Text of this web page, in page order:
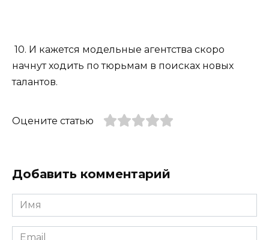
10. И кажется модельные агентства скоро
начнут ходить по тюрьмам в поисках новых
талантов.
Оцените статью
Добавить комментарий
Имя
*
Email